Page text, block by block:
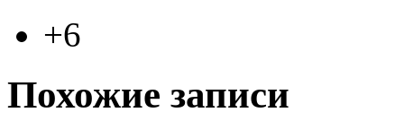
+6
Похожие записи